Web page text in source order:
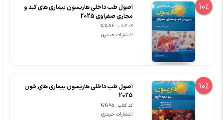
10%
اصول طب داخلی هاریسون بیماری های کبد و
مجاری صفراوی 2025
کد کتاب : 202086
انتشارات حیدری
10%
اصول طب داخلی هاریسون بیماری های خون
2025
کد کتاب : 202085
انتشارات حیدری